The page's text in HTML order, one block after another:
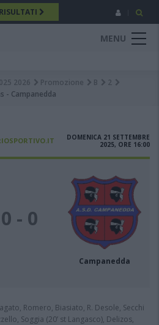
RISULTATI
MENU
2026 Promozione B
2
- Campanedda
DOMENICA 21 SETTEMBRE
2025, ORE 16:00
0 - 0
Campanedda
Romero, Biasiato, R. Desole, Secchi
Soggia (20’ st Langasco), Delizos,